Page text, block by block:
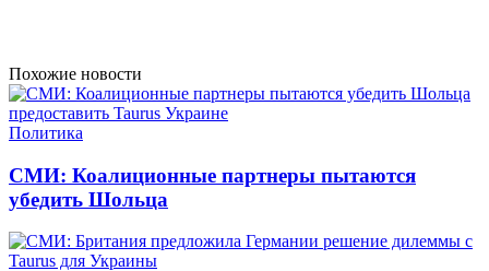
Похожие новости
Политика
СМИ: Коалиционные партнеры пытаются
убедить Шольца